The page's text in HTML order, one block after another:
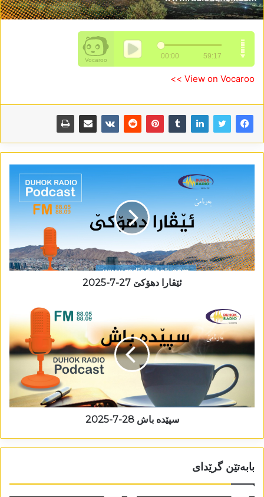
View on Vocaroo >>
ئێڤارا دھۆکێ 27-7-2025
سپێدە باش 28-7-2025
بابەتێن گرێدای